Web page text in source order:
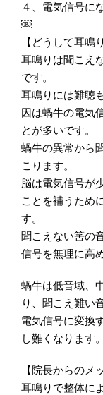
４、電気信号に
￼
【どうして耳鳴
耳鳴りは聞こえ
です。
耳鳴りには難聴
因は蝸牛の電気
とが多いです。
蝸牛の異常から
こります。
脳は電気信号が
ことを補うため
す。
聞こえない筈の
信号を無理に高
蝸牛は低音域、
り、聞こえ難い
電気信号に変換
し難くなります。
【院長からのメ
耳鳴りで整体に